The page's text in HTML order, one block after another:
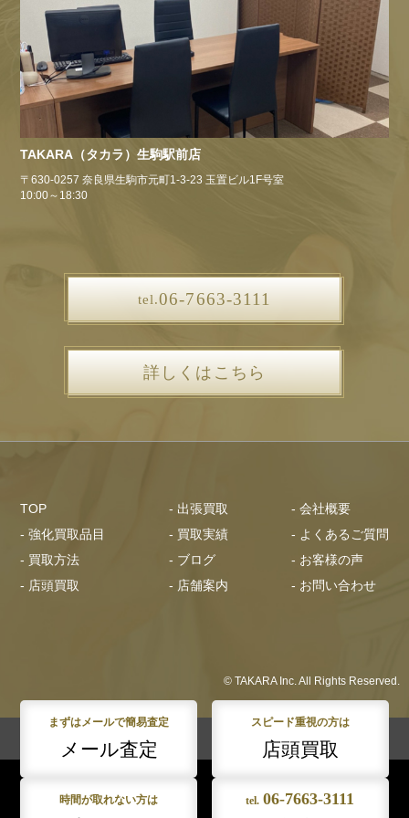
TAKARA（タカラ）生駒駅前店
〒630-0257 奈良県生駒市元町1-3-23 玉置ビル1F号室
10:00～18:30
tel.06-7663-3111
詳しくはこちら
TOP
- 強化買取品目
- 買取方法
- 店頭買取
- 出張買取
- 買取実績
- ブログ
- 店舗案内
- 会社概要
- よくあるご質問
- お客様の声
- お問い合わせ
© TAKARA Inc. All Rights Reserved.
まずはメールで簡易査定
メール査定
スピード重視の方は
店頭買取
時間が取れない方は tel. 06-7663-3111